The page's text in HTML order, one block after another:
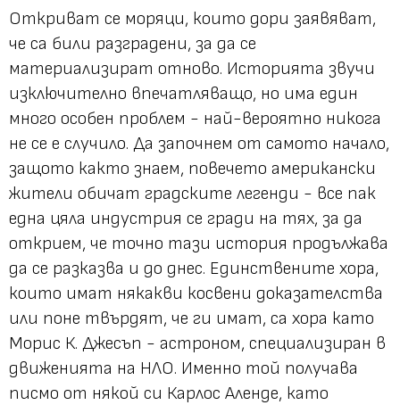
Откриват се моряци, които дори заявяват,
че са били разградени, за да се
материализират отново. Историята звучи
изключително впечатляващо, но има един
много особен проблем - най-вероятно никога
не се е случило. Да започнем от самото начало,
защото както знаем, повечето американски
жители обичат градските легенди - все пак
една цяла индустрия се гради на тях, за да
открием, че точно тази история продължава
да се разказва и до днес. Единствените хора,
които имат някакви косвени доказателства
или поне твърдят, че ги имат, са хора като
Морис К. Джесъп - астроном, специализиран в
движенията на НЛО. Именно той получава
писмо от някой си Карлос Аленде, като